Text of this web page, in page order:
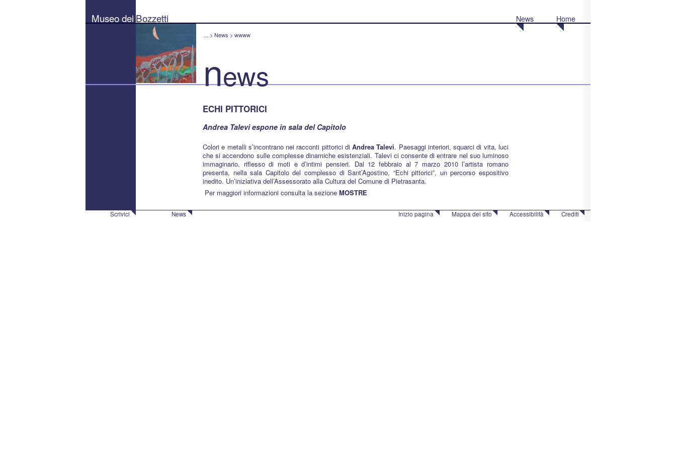
Bozzetti
"Pierluigi
Museo dei Bozzetti News Home
... > News > wwww
news
ECHI PITTORICI
Andrea Talevi espone in sala del Capitolo
Colori e metalli s’incontrano nei racconti pittorici diAndrea Talevi. Paesaggi interiori, squarci di vita, luci
che si accendono sulle complesse dinamiche esistenziali. Talevi ci consente di entrare nel suo luminoso
immaginario, riflesso di moti e d’intimi pensieri. Dal 12 febbraio al 7 marzo 2010 l’artista romano
presenta, nella sala Capitolo del complesso di Sant’Agostino, “Echi pittorici”, un percorso espositivo
inedito. Un’iniziativa dell’Assessorato alla Cultura del Comune di Pietrasanta.
Per maggiori informazioni consulta la sezione MOSTRE
Scrivici News Inizio pagina Mappa del sito Accessibilità Crediti